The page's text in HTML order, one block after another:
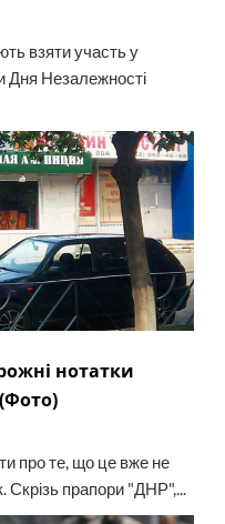
взяти участь у
Дня Незалежності
нотатки
про те, що це вже не
Скрізь прапори "ДНР",...